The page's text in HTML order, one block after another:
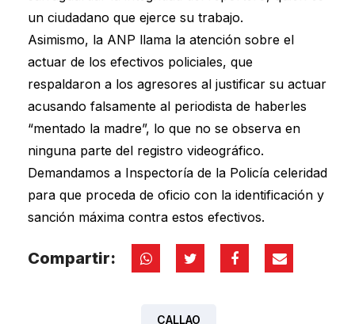
un ciudadano que ejerce su trabajo.
Asimismo, la ANP llama la atención sobre el
actuar de los efectivos policiales, que
respaldaron a los agresores al justificar su actuar
acusando falsamente al periodista de haberles
“mentado la madre”, lo que no se observa en
ninguna parte del registro videográfico.
Demandamos a Inspectoría de la Policía celeridad
para que proceda de oficio con la identificación y
sanción máxima contra estos efectivos.
Compartir:
CALLAO